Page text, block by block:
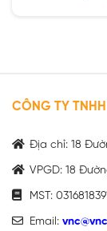
CÔNG TY
Địa chỉ: 18
VPGD: 18
MST:
Email: